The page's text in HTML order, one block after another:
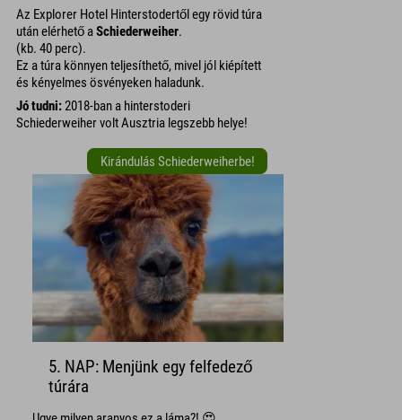
Az Explorer Hotel Hinterstodertől egy rövid túra
után elérhető aSchiederweiher.
(kb. 40 perc).
Ez a túra könnyen teljesíthető, mivel jól kiépített
és kényelmes ösvényeken haladunk.
Jó tudni:2018-ban a hinterstoderi
Schiederweiher volt Ausztria legszebb helye!
Kirándulás Schiederweiherbe!
5. NAP: Menjünk egy felfedező
túrára